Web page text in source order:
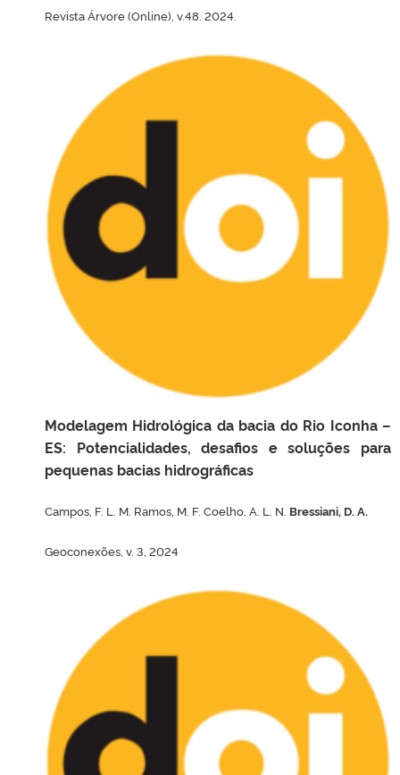
Revista Árvore (Online), v.48. 2024.
Modelagem Hidrológica da bacia do Rio Iconha –
ES: Potencialidades, desafios e soluções para
pequenas bacias hidrográficas
Campos, F. L. M. Ramos, M. F. Coelho, A. L. N. Bressiani, D. A.
Geoconexões, v. 3, 2024